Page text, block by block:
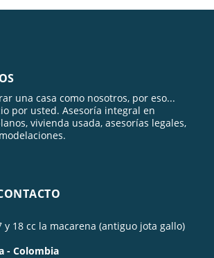
una casa como nosotros, por eso...
por usted. Asesoría integral en
vivienda usada, asesorías legales,
y 18 cc la macarena (antiguo jota gallo)
- Colombia